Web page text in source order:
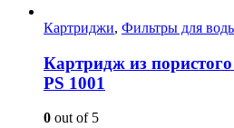
Картриджи, Фильтры для
Картридж из
PS 1001
0 out of 5